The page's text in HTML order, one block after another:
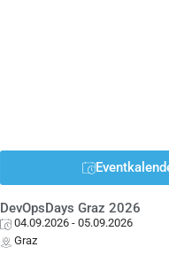
DevOpsDays Graz 2026
04.09.2026 - 05.09.2026
Graz